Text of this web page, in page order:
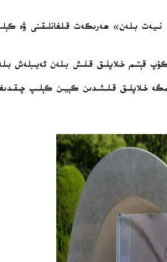
نىيەت بىلەن» ھەرىكەت قىلغانلىقىنى ۋە
قېتىم خىلاپلىق قىلىش بىلەن ئەيىبلەش
خىلاپلىق قىلىشىدىن كېيىن كېلىپ